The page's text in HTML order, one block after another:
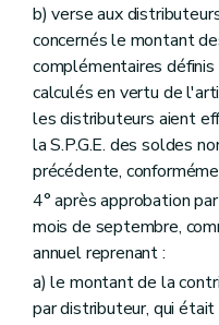
b) verse aux
concernés le montant
complémentaires
calculés en vertu de
les distributeurs aient
la S.P.G.E. des soldes
précédente,
4° après approbation
mois de septembre,
annuel reprenant :
a) le montant de la
par distributeur, qui